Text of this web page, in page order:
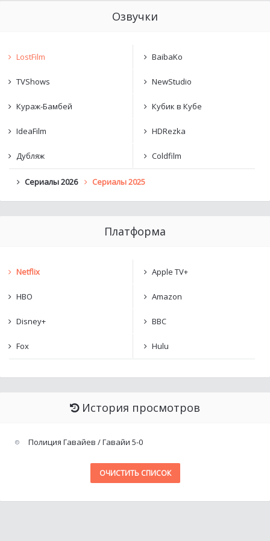
Озвучки
LostFilm BaibaKo
TVShows NewStudio
Кураж-Бамбей Кубик в Кубе
IdeaFilm HDRezka
Дубляж Coldfilm
Сериалы 2026 Сериалы 2025
Платформа
Netflix Apple TV+
HBO Amazon
Disney+ BBC
Fox Hulu
История просмотров
Полиция Гавайев / Гавайи 5-0
ОЧИСТИТЬ СПИСОК